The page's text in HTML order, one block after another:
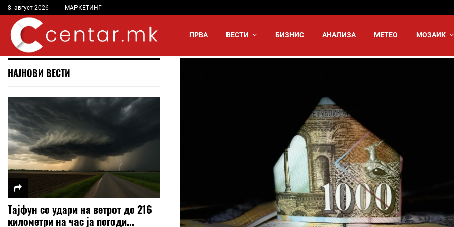
8. август 2026 МАРКЕТИНГ
ПРВА ВЕСТИ БИЗНИС АНАЛИЗА МЕТЕО МОЗАИК
НАЈНОВИ ВЕСТИ
Тајфун со удари на ветрот до 216
километри на час ја погоди...